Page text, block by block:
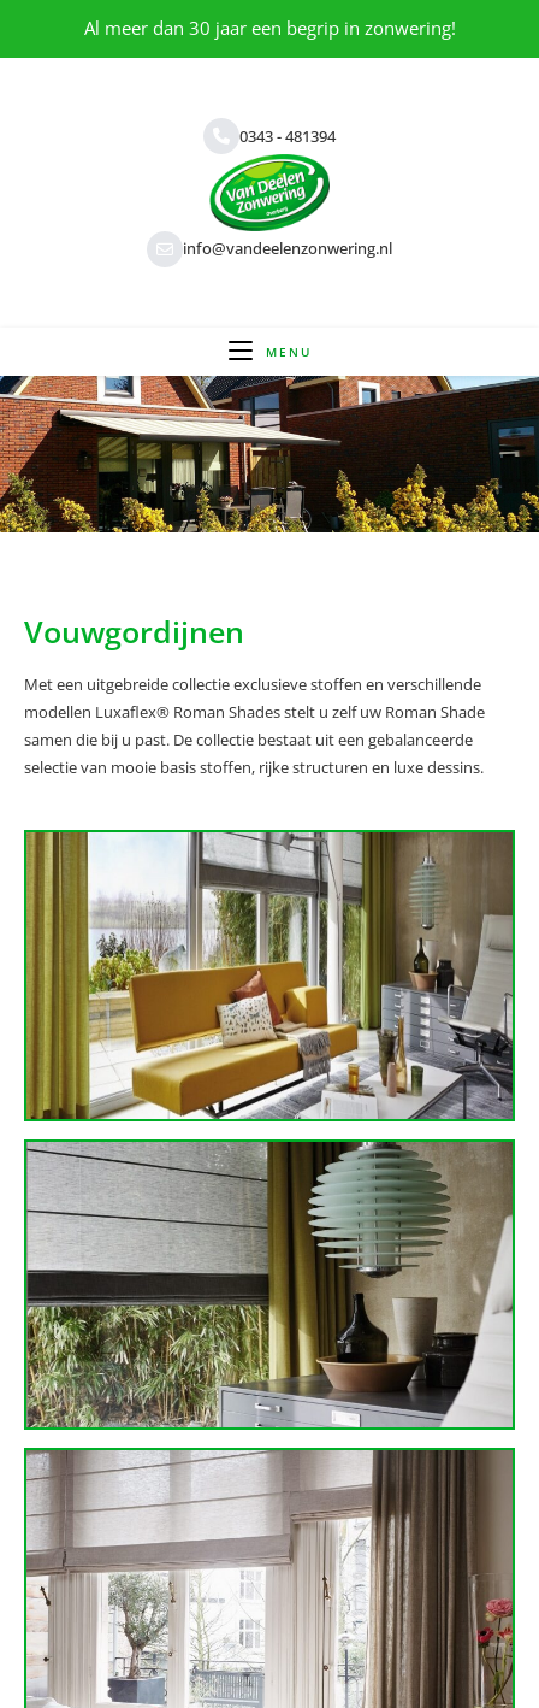
Al meer dan 30 jaar een begrip in zonwering!
0343 - 481394
info@vandeelenzonwering.nl
MENU
Vouwgordijnen
Met een uitgebreide collectie exclusieve stoffen en verschillende
modellen Luxaflex® Roman Shades stelt u zelf uw Roman Shade
samen die bij u past. De collectie bestaat uit een gebalanceerde
selectie van mooie basis stoffen, rijke structuren en luxe dessins.